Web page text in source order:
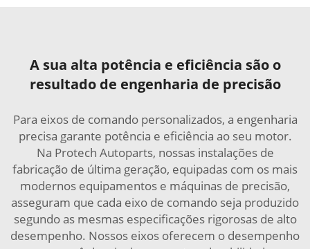
A sua alta potência e eficiência são o
resultado de engenharia de precisão
Para eixos de comando personalizados, a engenharia
precisa garante potência e eficiência ao seu motor.
Na Protech Autoparts, nossas instalações de
fabricação de última geração, equipadas com os mais
modernos equipamentos e máquinas de precisão,
asseguram que cada eixo de comando seja produzido
segundo as mesmas especificações rigorosas de alto
desempenho. Nossos eixos oferecem o desempenho